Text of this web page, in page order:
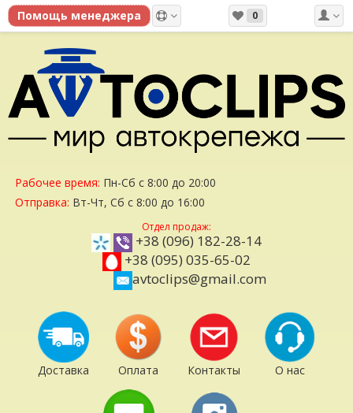
0
Рабочее время: Пн-Сб с 8:00 до 20:00
Отправка: Вт-Чт, Сб с 8:00 до 16:00
Отдел продаж:
+38 (096) 182-28-14
+38 (095) 035-65-02
avtoclips@gmail.com
Доставка Оплата Контакты О нас